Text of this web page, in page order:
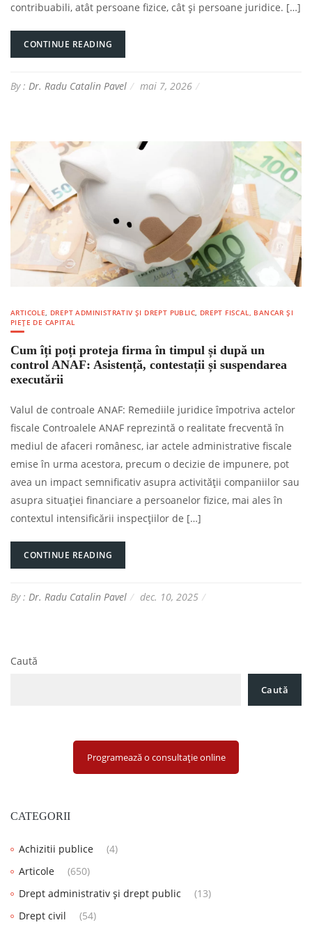
contribuabili, atât persoane fizice, cât și persoane juridice. […]
CONTINUE READING
By : Dr. Radu Catalin Pavel mai 7, 2026
ARTICOLE, DREPT ADMINISTRATIV ȘI DREPT PUBLIC, DREPT FISCAL, BANCAR ȘI
PIEȚE DE CAPITAL
Cum îți poți proteja firma în timpul și după un
control ANAF: Asistență, contestații și suspendarea
executării
Valul de controale ANAF: Remediile juridice împotriva actelor
fiscale Controalele ANAF reprezintă o realitate frecventă în
mediul de afaceri românesc, iar actele administrative fiscale
emise în urma acestora, precum o decizie de impunere, pot
avea un impact semnificativ asupra activității companiilor sau
asupra situației financiare a persoanelor fizice, mai ales în
contextul intensificării inspecțiilor de […]
CONTINUE READING
By : Dr. Radu Catalin Pavel dec. 10, 2025
Caută
Caută
Programează o consultație online
CATEGORII
Achizitii publice
(4)
Articole
(650)
Drept administrativ și drept public
(13)
Drept civil
(54)